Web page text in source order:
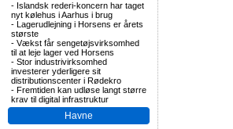
- Islandsk rederi-koncern har taget
nyt kølehus i Aarhus i brug
- Lagerudlejning i Horsens er årets
største
- Vækst får sengetøjsvirksomhed
til at leje lager ved Horsens
- Stor industrivirksomhed
investerer yderligere sit
distributionscenter i Rødekro
- Fremtiden kan udløse langt større
krav til digital infrastruktur
Havne